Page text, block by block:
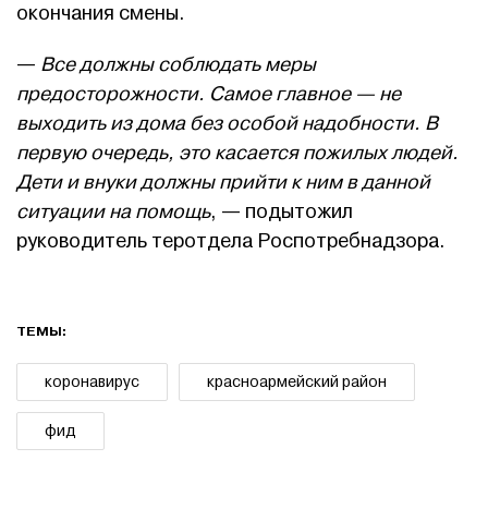
окончания смены.
— Все должны соблюдать меры
предосторожности. Самое главное — не
выходить из дома без особой надобности. В
первую очередь, это касается пожилых людей.
Дети и внуки должны прийти к ним в данной
ситуации на помощь, — подытожил
руководитель теротдела Роспотребнадзора.
ТЕМЫ:
коронавирус красноармейский район
фид